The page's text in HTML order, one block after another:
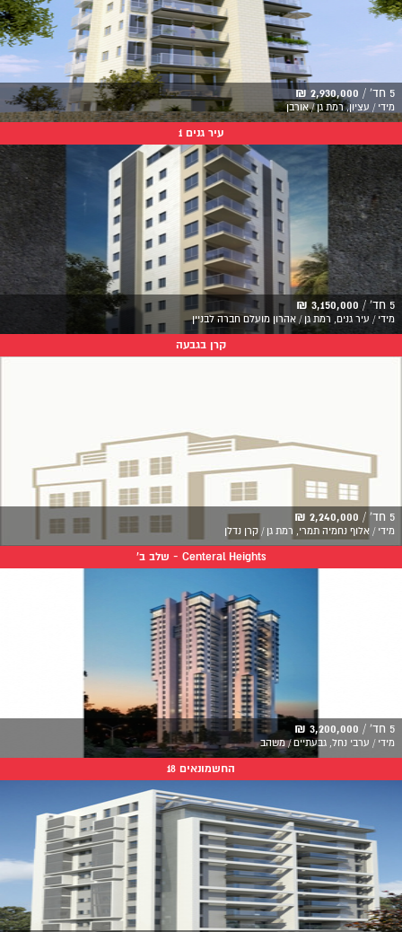
5 חד' / 2,930,000 ₪
מידי / עציון, רמת גן / אורבן
עיר גנים 1
5 חד' / 3,150,000 ₪
מידי / עיר גנים, רמת גן / אהרון מועלם חברה לבניין
קרן בגבעה
5 חד' / 2,240,000 ₪
מידי / אלוף נחמיה תמרי, רמת גן / קרן נדלן
Centeral Heights - שלב ב'
5 חד' / 3,200,000 ₪
מידי / ערבי נחל, גבעתיים / משהב
החשמונאים 18